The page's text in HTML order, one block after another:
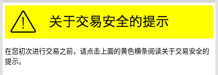
在您初次进行交易之前，请点击上面的黄色横条阅读关于交易安全的
提示。